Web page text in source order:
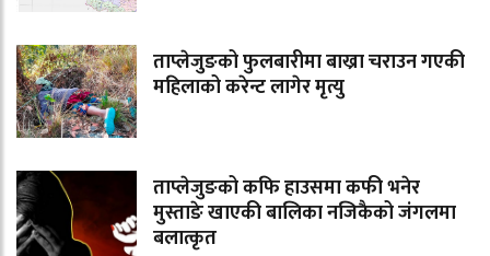
ताप्लेजुङको फुलबारीमा बाख्रा चराउन गएकी
महिलाको करेन्ट लागेर मृत्यु
ताप्लेजुङको कफि हाउसमा कफी भनेर
मुस्ताङे खाएकी बालिका नजिकैको जंगलमा
बलात्कृत